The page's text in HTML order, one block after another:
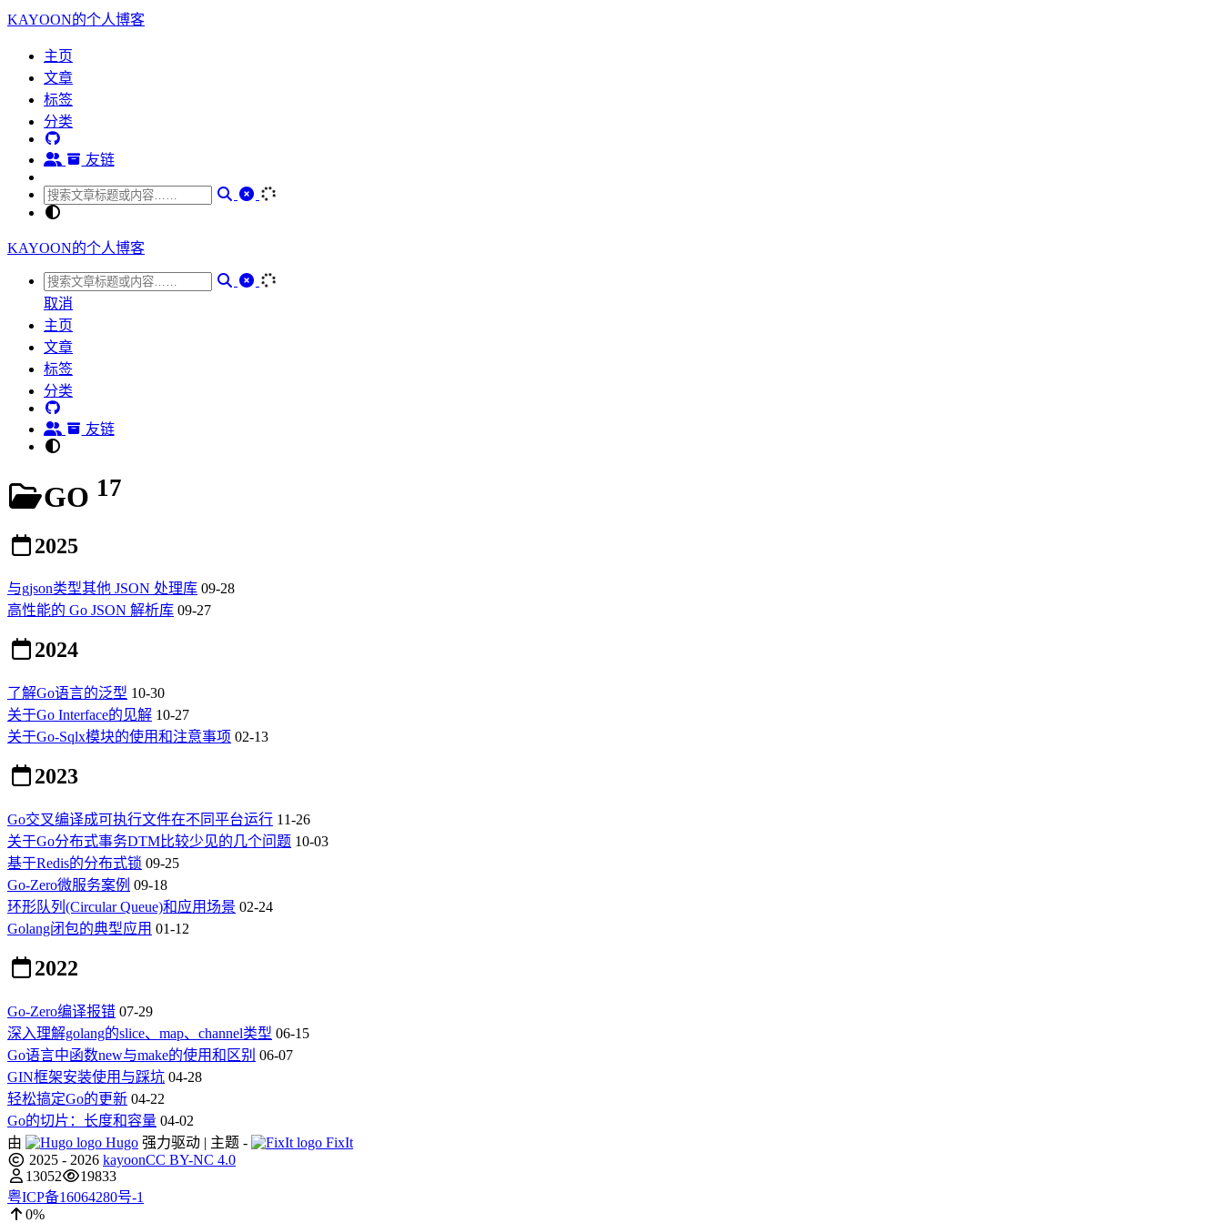
KAYOON的个人博客
主页
文章
标签
分类
友链
KAYOON的个人博客
取消
主页
文章
标签
分类
友链
GO 17
2025
与gjson类型其他 JSON 处理库 09-28
高性能的 Go JSON 解析库 09-27
2024
了解Go语言的泛型 10-30
关于Go Interface的见解 10-27
关于Go-Sqlx模块的使用和注意事项 02-13
2023
Go交叉编译成可执行文件在不同平台运行 11-26
关于Go分布式事务DTM比较少见的几个问题 10-03
基于Redis的分布式锁 09-25
Go-Zero微服务案例 09-18
环形队列(Circular Queue)和应用场景 02-24
Golang闭包的典型应用 01-12
2022
Go-Zero编译报错 07-29
深入理解golang的slice、map、channel类型 06-15
Go语言中函数new与make的使用和区别 06-07
GIN框架安装使用与踩坑 04-28
轻松搞定Go的更新 04-22
Go的切片：长度和容量 04-02
由
Hugo 强力驱动 | 主题 -
FixIt
2025 - 2026 kayoonCC BY-NC 4.0
13052
19833
粤ICP备16064280号-1
0%